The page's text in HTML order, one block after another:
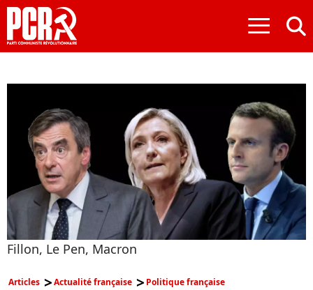
≡
Fillon, Le Pen, Macron
Articles Actualité française Politique française